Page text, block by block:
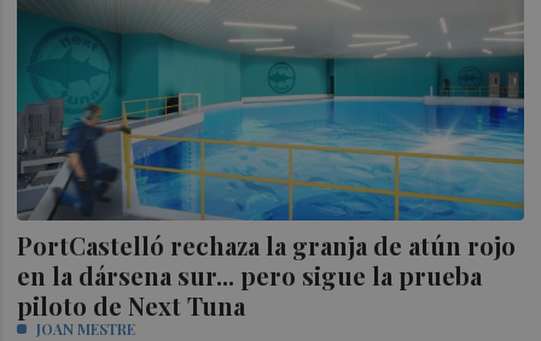
PortCastelló rechaza la granja de atún rojo
en la dársena sur... pero sigue la prueba
piloto de Next Tuna
JOAN MESTRE